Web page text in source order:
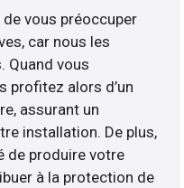
de vous préoccuper
car nous les
Quand vous
profitez alors d’un
assurant un
installation. De plus,
de produire votre
à la protection de